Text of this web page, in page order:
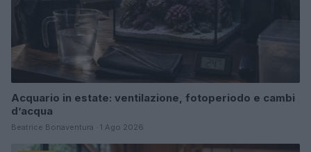
Acquario in estate: ventilazione, fotoperiodo e cambi
d’acqua
Beatrice Bonaventura · 1 Ago 2026